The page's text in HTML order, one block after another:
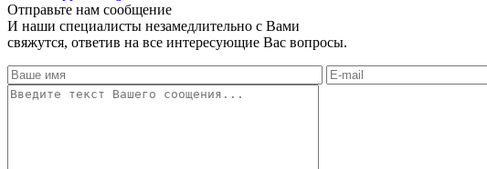
Отправьте нам сообщение
И наши специалисты незамедлительно с Вами
свяжутся, ответив на все интересующие Вас вопросы.